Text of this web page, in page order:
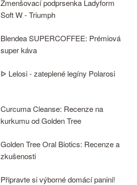
Zmenšovací podprsenka Ladyform
Soft W - Triumph
Blendea SUPERCOFFEE: Prémiová
super káva
ᐉ Lelosi - zateplené legíny Polarosi
Curcuma Cleanse: Recenze na
kurkumu od Golden Tree
Golden Tree Oral Biotics: Recenze a
zkušenosti
Připravte si výborné domácí panini!